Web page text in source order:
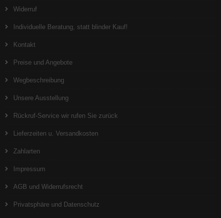
Widerruf
Individuelle Beratung, statt blinder Kauf!
Kontakt
Preise und Angebote
Wegbeschreibung
Unsere Ausstellung
Rückruf-Service wir rufen Sie zurück
Lieferzeiten u. Versandkosten
Zahlarten
Impressum
AGB und Widerrufsrecht
Privatsphäre und Datenschutz